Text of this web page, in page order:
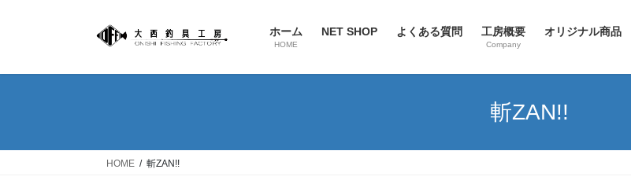
ホーム
HOME
NET SHOP よくある質問 工房概要
Company
オリジナル商品
斬ZAN!!
HOME 斬ZAN!!